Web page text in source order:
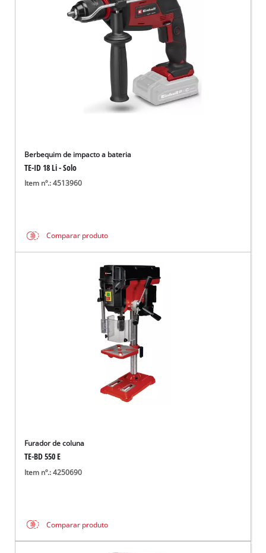
Berbequim de impacto a bateria
TE-ID 18 Li - Solo
Item nº.: 4513960
Comparar produto
Furador de coluna
TE-BD 550 E
Item nº.: 4250690
Comparar produto